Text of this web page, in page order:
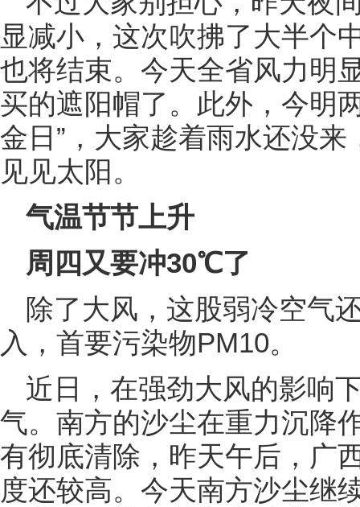
显减小，这次吹拂了大半个
也将结束。今天全省风力明
买的遮阳帽了。此外，今明
金日”，大家趁着雨水还没
见见太阳。
气温节节上升
周四又要冲30℃了
除了大风，这股弱冷空气
入，首要污染物PM10。
近日，在强劲大风的影响
气。南方的沙尘在重力沉降
有彻底清除，昨天午后，广
度还较高。今天南方沙尘继